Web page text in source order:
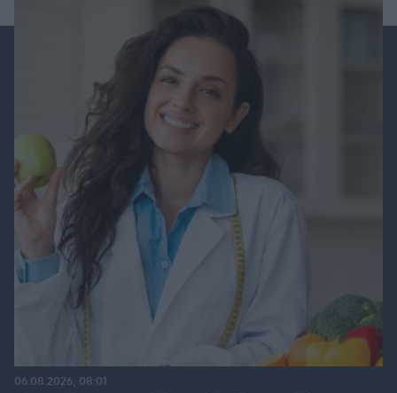
06.08.2026, 08:01